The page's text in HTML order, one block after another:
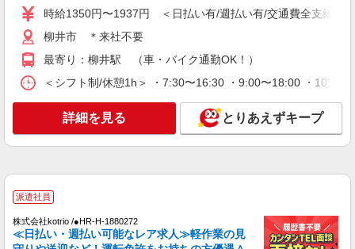
時給1350円〜1937円 ＜日払い有/週払い有/交
通費全支給(ガソリン代含む)＞
キープ 詳細を見る
時給1350円〜1937円 ＜日払い有/週払い有/交通費全支給(ガ
柳井市 ＊来社不要
最寄り：柳井駅 （車・バイク通勤OK！）
＜シフト制/休憩1h＞ ・7:30〜16:30 ・9:00〜18:00 ・
詳細を見る とりあえずキープ
派遣社員
株式会社kotrio /●HR-H-1880272
≪日払い・週払い可能なレア求人≫軽作業の見